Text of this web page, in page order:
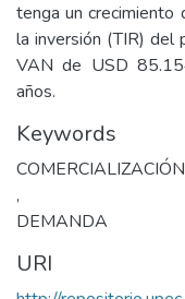
tenga un
la inversión (TIR) del
VAN de USD
años.
Keywords
COMERCIALIZACIÓN
,
DEMANDA
URI